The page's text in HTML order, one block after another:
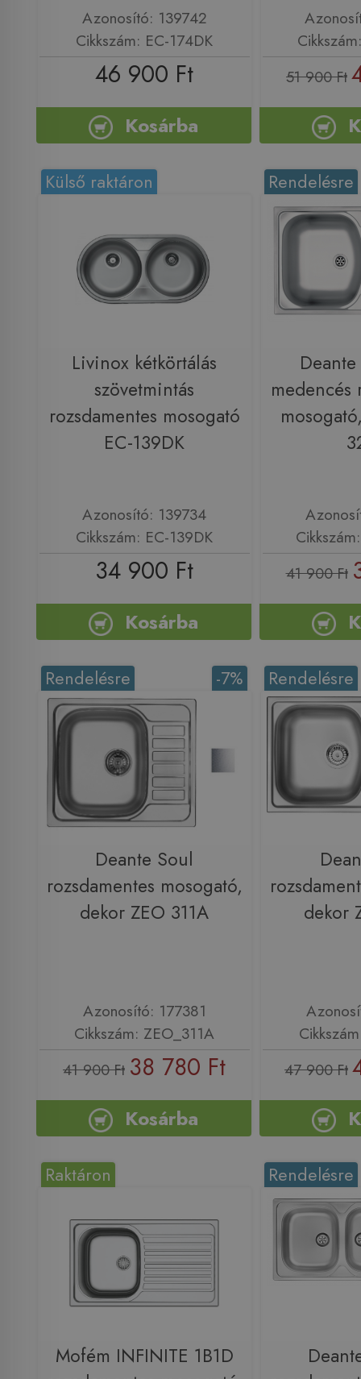
Azonosító: 139742
Cikkszám: EC-174DK
46 900 Ft
Kosárba
51 900 Ft
Külső raktáron
Livinox kétkörtálás
szövetmintás
rozsdamentes mosogató
EC-139DK
Azonosító: 139734
Cikkszám: EC-139DK
34 900 Ft
Kosárba
Rendelésre
medencés
41 900 Ft
-7%
Rendelésre
Deante Soul
rozsdamentes mosogató,
dekor ZEO 311A
Azonosító: 177381
Cikkszám: ZEO_311A
41 900 Ft 38 780 Ft
Kosárba
Rendelésre
dekor
47 900 Ft
Raktáron
Mofém INFINITE 1B1D
Rendelésre